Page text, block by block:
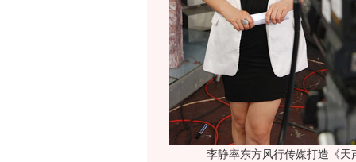
李静率东方风行传媒打造《天